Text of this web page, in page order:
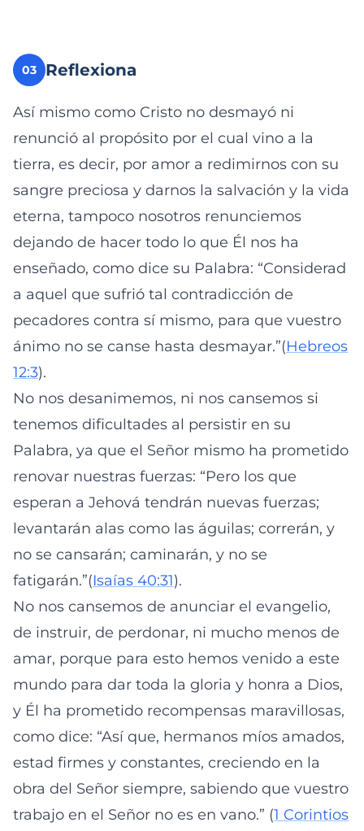
03 Reflexiona
Así mismo como Cristo no desmayó ni
renunció al propósito por el cual vino a la
tierra, es decir, por amor a redimirnos con su
sangre preciosa y darnos la salvación y la vida
eterna, tampoco nosotros renunciemos
dejando de hacer todo lo que Él nos ha
enseñado, como dice su Palabra: “Considerad
a aquel que sufrió tal contradicción de
pecadores contra sí mismo, para que vuestro
ánimo no se canse hasta desmayar.”(Hebreos
12:3).
No nos desanimemos, ni nos cansemos si
tenemos dificultades al persistir en su
Palabra, ya que el Señor mismo ha prometido
renovar nuestras fuerzas: “Pero los que
esperan a Jehová tendrán nuevas fuerzas;
levantarán alas como las águilas; correrán, y
no se cansarán; caminarán, y no se
fatigarán.”(Isaías 40:31).
No nos cansemos de anunciar el evangelio,
de instruir, de perdonar, ni mucho menos de
amar, porque para esto hemos venido a este
mundo para dar toda la gloria y honra a Dios,
y Él ha prometido recompensas maravillosas,
como dice: “Así que, hermanos míos amados,
estad firmes y constantes, creciendo en la
obra del Señor siempre, sabiendo que vuestro
trabajo en el Señor no es en vano.” (1 Corintios